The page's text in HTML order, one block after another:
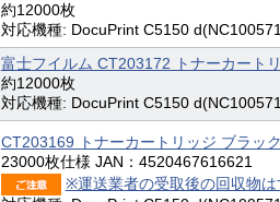
約12000枚
対応機種: DocuPrint C5150
富士フイルム CT203172 トナーカート
約12000枚
対応機種: DocuPrint C5150
CT203169 トナーカートリッジ ブラッ
23000枚仕様 JAN：4520467616621
※運送業者の受取後の回収物